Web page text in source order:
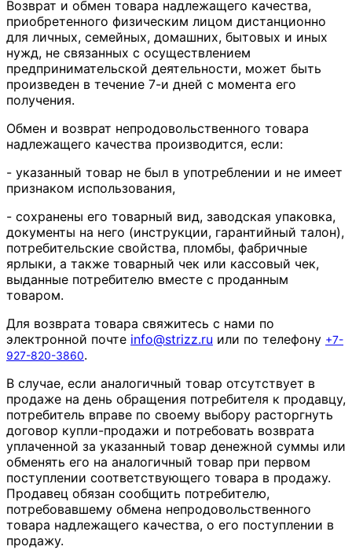
Возврат и обмен товара надлежащего качества,
приобретенного физическим лицом дистанционно
для личных, семейных, домашних, бытовых и иных
нужд, не связанных с осуществлением
предпринимательской деятельности, может быть
произведен в течение 7-и дней с момента его
получения.
Обмен и возврат непродовольственного товара
надлежащего качества производится, если:
- указанный товар не был в употреблении и не имеет
признаком использования,
- сохранены его товарный вид, заводская упаковка,
документы на него (инструкции, гарантийный талон),
потребительские свойства, пломбы, фабричные
ярлыки, а также товарный чек или кассовый чек,
выданные потребителю вместе с проданным
товаром.
Для возврата товара свяжитесь с нами по
электронной почте info@strizz.ru или по телефону +7-
927-820-3860.
В случае, если аналогичный товар отсутствует в
продаже на день обращения потребителя к продавцу,
потребитель вправе по своему выбору расторгнуть
договор купли-продажи и потребовать возврата
уплаченной за указанный товар денежной суммы или
обменять его на аналогичный товар при первом
поступлении соответствующего товара в продажу.
Продавец обязан сообщить потребителю,
потребовавшему обмена непродовольственного
товара надлежащего качества, о его поступлении в
продажу.